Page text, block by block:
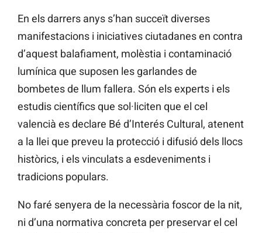
En els darrers anys s’han succeït diverses
manifestacions i iniciatives ciutadanes en contra
d’aquest balafiament, molèstia i contaminació
lumínica que suposen les garlandes de
bombetes de llum fallera. Són els experts i els
estudis científics que sol·liciten que el cel
valencià es declare Bé d’Interés Cultural, atenent
a la llei que preveu la protecció i difusió dels llocs
històrics, i els vinculats a esdeveniments i
tradicions populars.
No faré senyera de la necessària foscor de la nit,
ni d’una normativa concreta per preservar el cel